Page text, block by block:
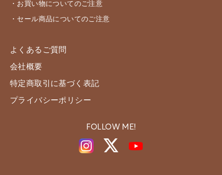
・お買い物についてのご注意
・セール商品についてのご注意
よくあるご質問
会社概要
特定商取引に基づく表記
プライバシーポリシー
FOLLOW ME!